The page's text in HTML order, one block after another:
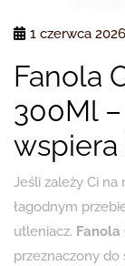
1 czerwca 2026
Fanola
300Ml
Jeśli zależy Ci
łagodnym
utleniacz. Fanola
przeznaczony